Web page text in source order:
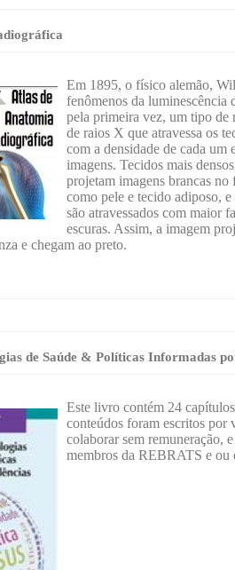
Em 1895, o físico alemão,
fenômenos da luminescência
pela primeira vez, um tipo de
de raios X que atravessa os
com a densidade de cada
imagens. Tecidos mais
projetam imagens brancas
como pele e tecido adiposo,
são atravessados com maior
escuras. Assim, a imagem
e chegam ao preto.
de Saúde & Políticas Informadas
Este livro contém 24
conteúdos foram escritos por
colaborar sem remuneração,
membros da REBRATS e